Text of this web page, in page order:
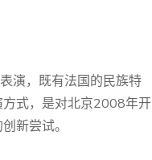
演，既有法国的民族特
式，是对北京2008年开
新尝试。